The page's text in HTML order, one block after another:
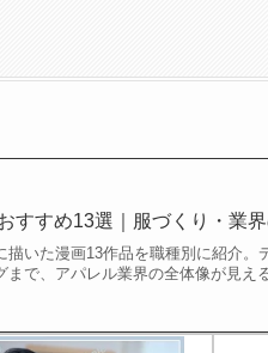
すすめ13選｜服づくり・業
描いた漫画13作品を職種別に紹介。
まで、アパレル業界の全体像が見え